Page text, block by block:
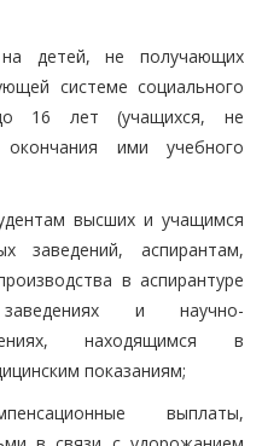
детей, не получающих
системе социального
16 лет (учащихся, не
ими учебного
высших и учащимся
заведений, аспирантам,
в аспирантуре
и научно-
находящимся в
показаниям;
выплаты,